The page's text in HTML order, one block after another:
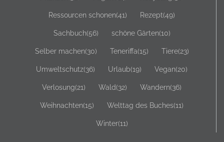
Ressourcen schonen(41) Rezept(49)
Sachbuch(56) schöne Gärten(10)
Selber machen(30) Teneriffa(15) Tiere(23)
Umweltschutz(36) Urlaub(19) Vegan(20)
Verlosung(21) Wald(32) Wandern(36)
Weihnachten(15) Welttag des Buches(11)
Winter(11)